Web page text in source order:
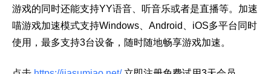
游戏的同时还能支持YY语音、听音乐或者是直播等。加速
喵游戏加速模式支持Windows、Android、iOS多平台同时
使用，最多支持3台设备，随时随地畅享游戏加速。